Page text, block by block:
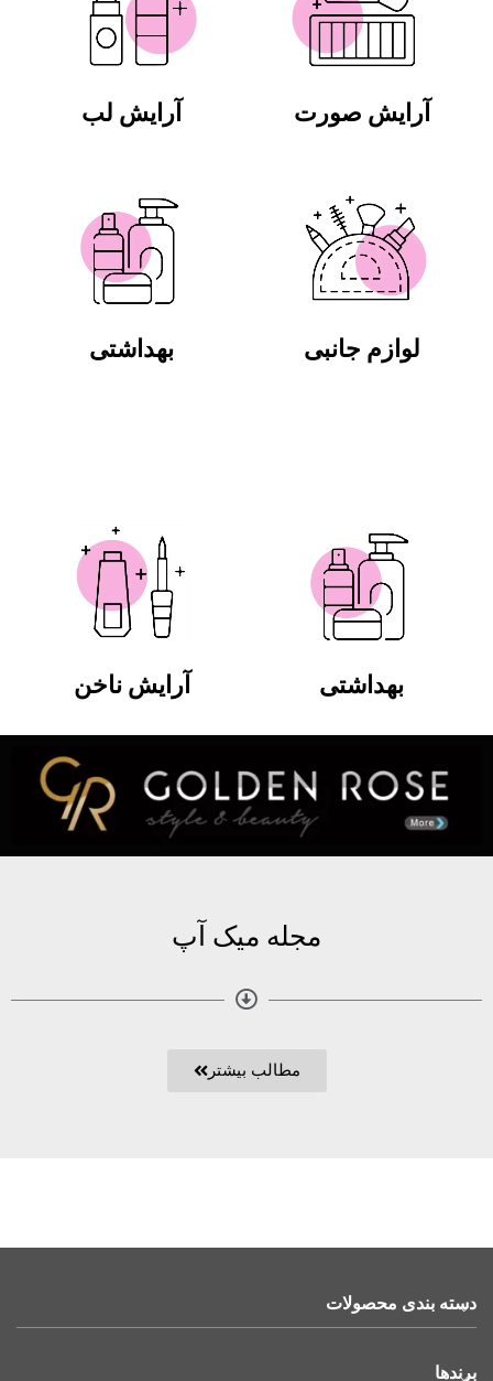
آرایش صورت
لوازم جانبی
آرایش لب
بهداشتی
بهداشتی آرایش ناخن
مجله میک آپ
مطالب بیشتر
دسته بندی محصولات
برندها